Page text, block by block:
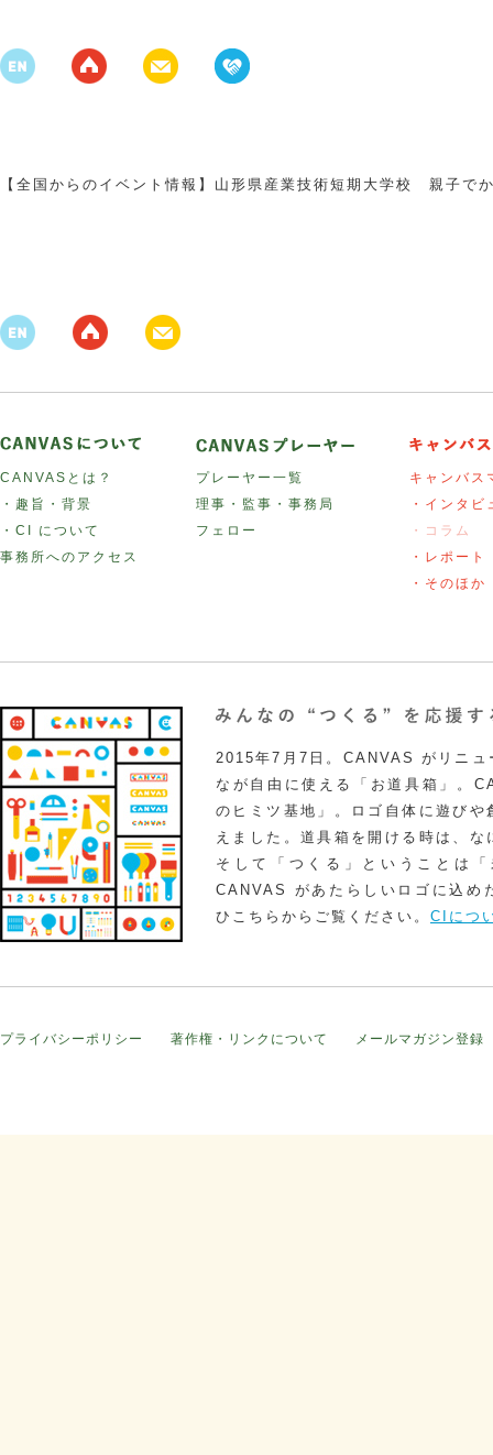
【全国からのイベント情報】山形県産業技術短期大学校 親子で
CANVASとは？
・趣旨・背景
・CI について
事務所へのアクセス
プレーヤー一覧
理事・監事・事務局
フェロー
キャンバス
・インタビ
・コラム
・レポート
・そのほか
2015年7月7日。CANVAS がリニュ
なが自由に使える「お道具箱」。
のヒミツ基地」。ロゴ自体に遊び
えました。道具箱を開ける時は、
そして「つくる」ということは
CANVAS があたらしいロゴに込め
ひこちらからご覧ください。 CIにつ
プライバシーポリシー 著作権・リンクについて メールマガジン登録